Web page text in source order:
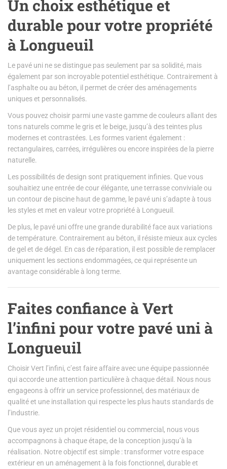
Un choix esthétique et
durable pour votre propriété
à Longueuil
Le pavé uni ne se distingue pas seulement par sa solidité, mais
également par son incroyable potentiel esthétique. Contrairement à
l’asphalte ou au béton, il permet de créer des aménagements
uniques et personnalisés.
Vous pouvez choisir parmi une vaste gamme de couleurs allant des
tons naturels comme le gris et le beige, jusqu’à des teintes plus
modernes et contrastées. Les formes varient également :
rectangulaires, carrées, irrégulières ou encore inspirées de la pierre
naturelle.
Les possibilités de design sont pratiquement infinies. Que vous
souhaitiez une entrée de cour élégante, une terrasse conviviale ou
un contour de piscine haut de gamme, le pavé uni s’adapte à tous
les styles et met en valeur votre propriété à Longueuil.
De plus, le pavé uni offre une grande durabilité face aux variations
de température. Contrairement au béton, il résiste mieux aux cycles
de gel et de dégel. En cas de réparation, il est possible de remplacer
uniquement les sections endommagées, ce qui représente un
avantage considérable à long terme.
Faites confiance à Vert
l’infini pour votre pavé uni à
Longueuil
Choisir Vert l’infini, c’est faire affaire avec une équipe passionnée
qui accorde une attention particulière à chaque détail. Nous nous
engageons à offrir un service professionnel, des matériaux de
qualité et une installation qui respecte les plus hauts standards de
l’industrie.
Que vous ayez un projet résidentiel ou commercial, nous vous
accompagnons à chaque étape, de la conception jusqu’à la
réalisation. Notre objectif est simple : transformer votre espace
extérieur en un aménagement à la fois fonctionnel, durable et